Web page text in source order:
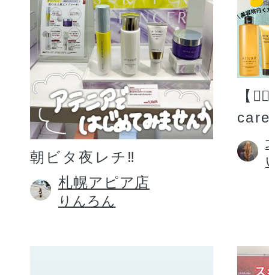
朝ビタ夜レチ‼️
札幌アピア店
りんろん
【